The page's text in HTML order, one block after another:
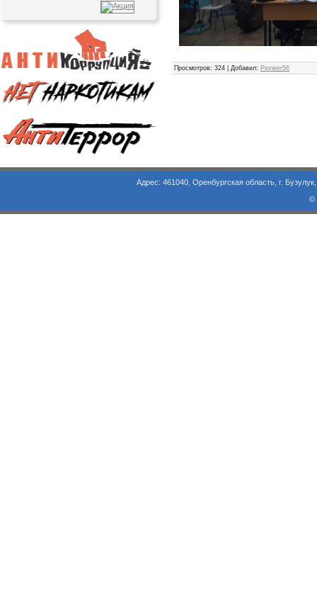
Просмотров: 324 | Добавил: Pioneer56
Адрес: 461040, Оренбургская область, г. Бузулук, ул.
©